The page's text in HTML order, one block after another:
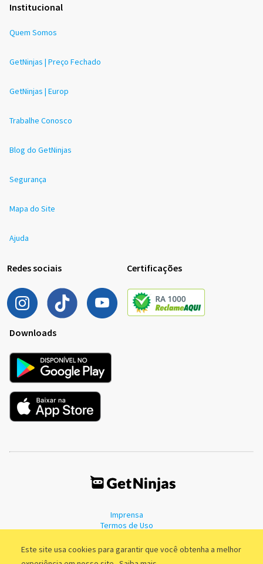
Este site usa cookies para garantir que você obtenha a melhor
Institucional
Quem Somos
GetNinjas | Preço Fechado
GetNinjas | Europ
Trabalhe Conosco
Blog do GetNinjas
Segurança
Mapa do Site
Ajuda
Redes sociais Certificações
Downloads
Imprensa
Termos de Uso